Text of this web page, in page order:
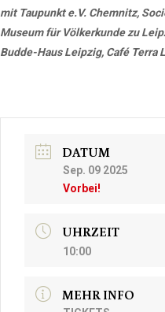
mit Taupunkt e.V. Chemnitz,
Museum für Völkerkunde zu
Budde-Haus Leipzig, Café
DATUM
Sep. 09 2025
Vorbei!
UHRZEIT
10:00
MEHR INFO